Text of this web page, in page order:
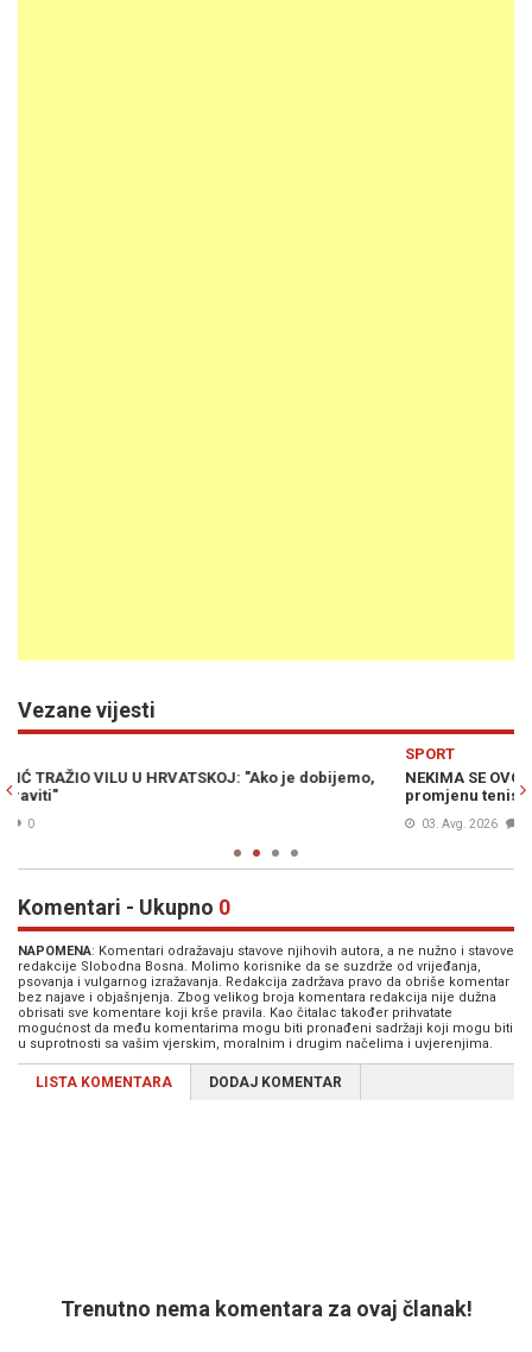
Vezane vijesti
NEKIMA SE OVO NEĆE SVIDJETI: Đoković predložio
promjenu tenisa
Komentari - Ukupno 0
NAPOMENA: Komentari odražavaju stavove njihovih autora, a ne nužno i stavove
redakcije Slobodna Bosna. Molimo korisnike da se suzdrže od vrijeđanja,
psovanja i vulgarnog izražavanja. Redakcija zadržava pravo da obriše komentar
bez najave i objašnjenja. Zbog velikog broja komentara redakcija nije dužna
obrisati sve komentare koji krše pravila. Kao čitalac također prihvatate
mogućnost da među komentarima mogu biti pronađeni sadržaji koji mogu biti
u suprotnosti sa vašim vjerskim, moralnim i drugim načelima i uvjerenjima.
LISTA KOMENTARA DODAJ KOMENTAR
Trenutno nema komentara za ovaj članak!